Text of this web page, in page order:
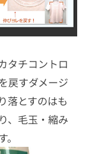
タチコントロ
戻すダメージ
落とすのはも
、毛玉・縮み